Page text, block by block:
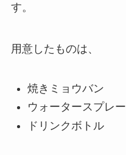
す。
用意したものは、
焼きミョウバン
ウォータースプレー
ドリンクボトル